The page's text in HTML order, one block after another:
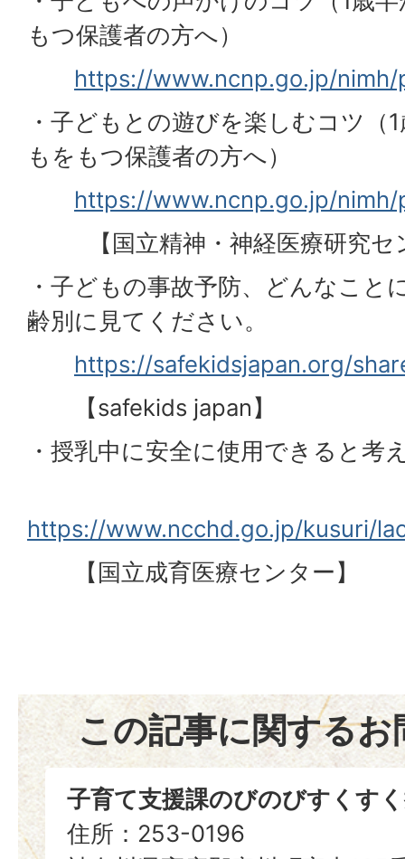
もつ保護者の方へ）
https://www.ncnp.go.jp/
・子どもとの遊びを楽しむコツ（
もをもつ保護者の方へ）
https://www.ncnp.go.jp/
【国立精神・神経医療研究セ
・子どもの事故予防、どんなこと
齢別に見てください。
https://safekidsjapan.org/
【safekids japan】
・授乳中に安全に使用できると考
https://www.ncchd.go.jp/kusuri/
【国立成育医療センター】
この記事に関するお
子育て支援課のびのびすくす
住所：253-0196